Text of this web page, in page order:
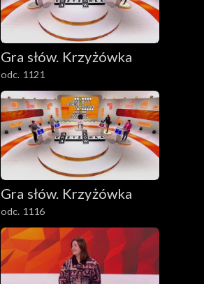
Gra słów. Krzyżówka
odc. 1121
Gra słów. Krzyżówka
odc. 1116